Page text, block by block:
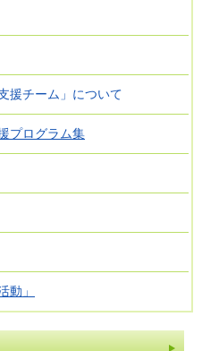
援チーム」について
プログラム集
動」